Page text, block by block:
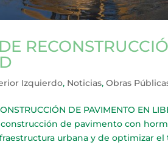
Izquierdo, Noticias,Obras
DE PAVIMENTO EN
de pavimento con
urbana y de optimizar el